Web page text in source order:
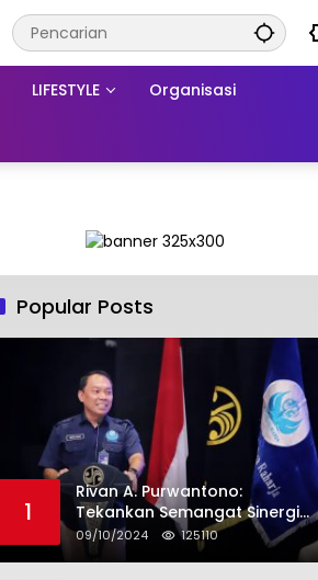
LIFESTYLE Organisasi
Popular Posts
1
Rivan A. Purwantono:
Tekankan Semangat Sinergi
dan Kolaborasi dalam
Rakernas Serikat Pekerja Jasa
09/10/2024 125110